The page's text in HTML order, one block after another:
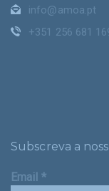
info@amoa.pt
+351 256 681
Subscreva a
Email *